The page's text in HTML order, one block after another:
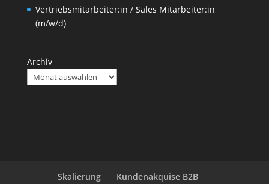
Vertriebsmitarbeiter:in / Sales Mitarbeiter:in
(m/w/d)
Archiv
Skalierung Kundenakquise B2B